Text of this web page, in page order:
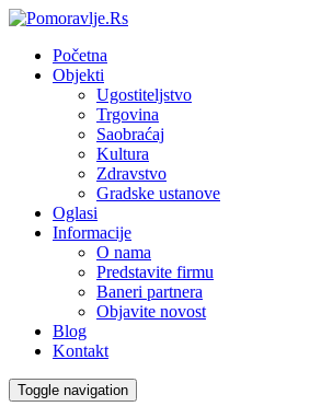
Početna
Objekti
Ugostiteljstvo
Trgovina
Saobraćaj
Kultura
Zdravstvo
Gradske ustanove
Oglasi
Informacije
O nama
Predstavite firmu
Baneri partnera
Objavite novost
Blog
Kontakt
Toggle navigation